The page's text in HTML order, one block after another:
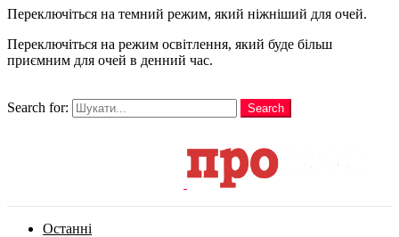
Переключіться на темний режим, який ніжніший для очей.
Переключіться на режим освітлення, який буде більш
приємним для очей в денний час.
Search for:
Search
Останні